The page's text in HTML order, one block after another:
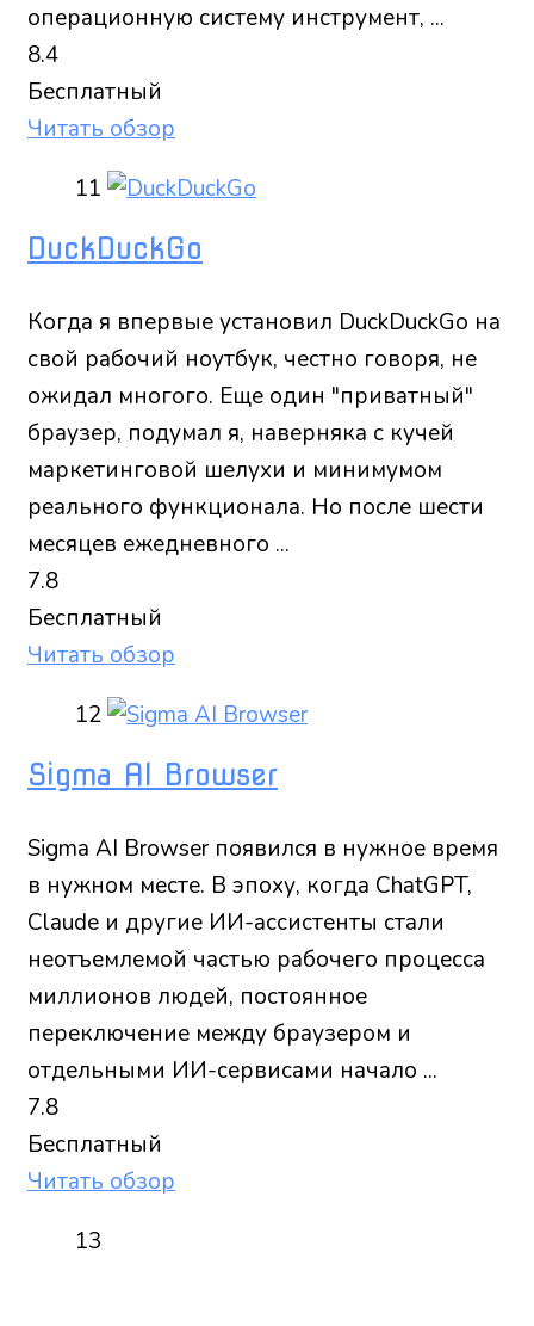
операционную систему инструмент, ...
8.4
Бесплатный
Читать обзор
11
DuckDuckGo
Когда я впервые установил DuckDuckGo на
свой рабочий ноутбук, честно говоря, не
ожидал многого. Еще один "приватный"
браузер, подумал я, наверняка с кучей
маркетинговой шелухи и минимумом
реального функционала. Но после шести
месяцев ежедневного ...
7.8
Бесплатный
Читать обзор
12
Sigma AI Browser
Sigma AI Browser появился в нужное время
в нужном месте. В эпоху, когда ChatGPT,
Claude и другие ИИ-ассистенты стали
неотъемлемой частью рабочего процесса
миллионов людей, постоянное
переключение между браузером и
отдельными ИИ-сервисами начало ...
7.8
Бесплатный
Читать обзор
13